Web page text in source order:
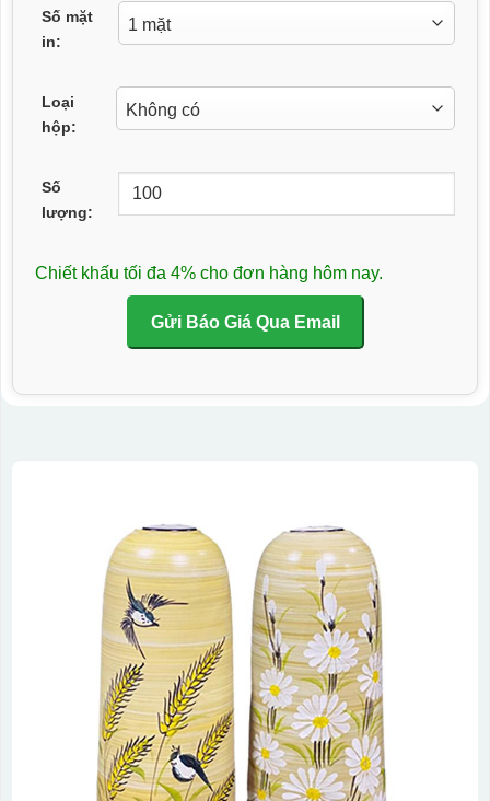
Số mặt
in:
Loại
hộp:
Số
lượng:
Chiết khấu tối đa 4% cho đơn hàng hôm nay.
Gửi Báo Giá Qua Email